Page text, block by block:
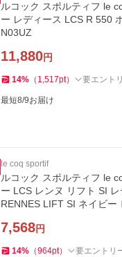
ルコック スポルティフ le
ー レディース LCS R 550
N03UZ
11,880円
14% （ 1,517pt） 要エント
最短8/9お届け
le coq sportif
ルコック スポルティフ le
ー LCS レンヌ リフト SI
RENNES LIFT SI ネイビー
7,568円
14% （964pt） 要エントリ